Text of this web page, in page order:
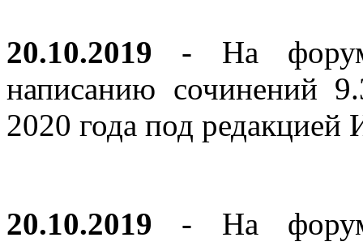
20.10.2019 - На
написанию сочинений
2020 года под
20.10.2019 - На